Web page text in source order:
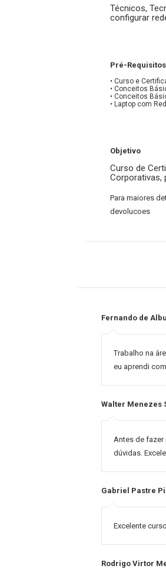
Técnicos,
configurar
Pré-Requisitos
• Curso e
• Conceitos
• Conceitos
• Laptop com
Objetivo
Curso de
Corporativas,
Para maiores
devolucoes
Fernando de
Trabalho na
eu aprendi
Walter Menezes
Antes de fazer
dúvidas.
Gabriel Pastre
Excelente
Rodrigo Virtor